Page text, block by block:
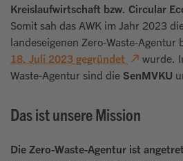
Kreislaufwirtschaft bzw. Circular
Somit sah das AWK im Jahr 2023
landeseigenen Zero-Waste-Agentur
18. Juli 2023 gegründet
wurde.
Waste-Agentur sind die SenMVKU
Das ist unsere Mission
Die Zero-Waste-Agentur ist